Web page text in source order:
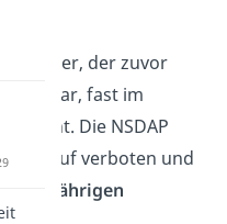
Hitler, der zuvor
war, fast im
bekannt. Die NSDAP
darauf verboten und
mehrjährigen